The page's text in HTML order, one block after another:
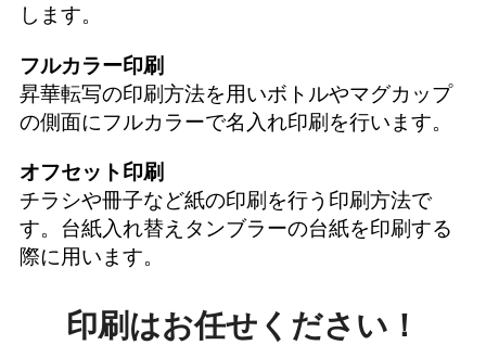
します。
フルカラー印刷
昇華転写の印刷方法を用いボトルやマグカップ
の側面にフルカラーで名入れ印刷を行います。
オフセット印刷
チラシや冊子など紙の印刷を行う印刷方法で
す。台紙入れ替えタンブラーの台紙を印刷する
際に用います。
印刷はお任せください！